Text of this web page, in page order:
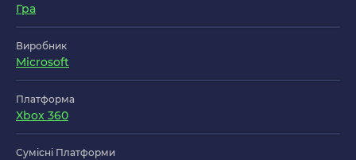
Гра
Виробник
Microsoft
Платформа
Xbox 360
Сумісні Платформи